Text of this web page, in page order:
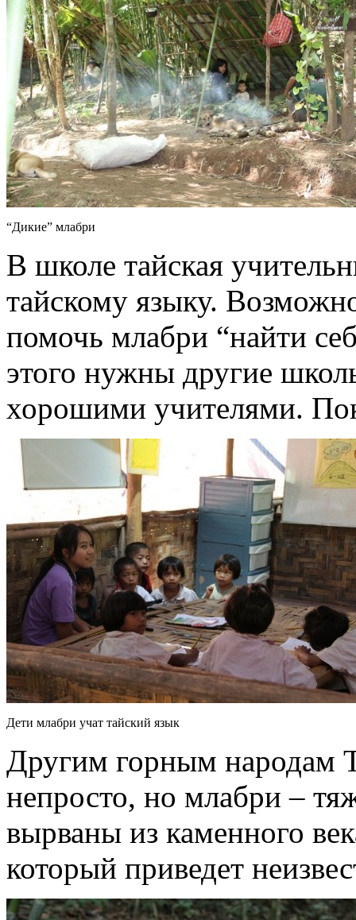
“Дикие” млабри
В школе тайская
тайскому языку.
помочь млабри “найти
этого нужны другие
хорошими учителями.
Дети млабри учат тайский язык
Другим горным народам
непросто, но млабри –
вырваны из каменного
который приведет